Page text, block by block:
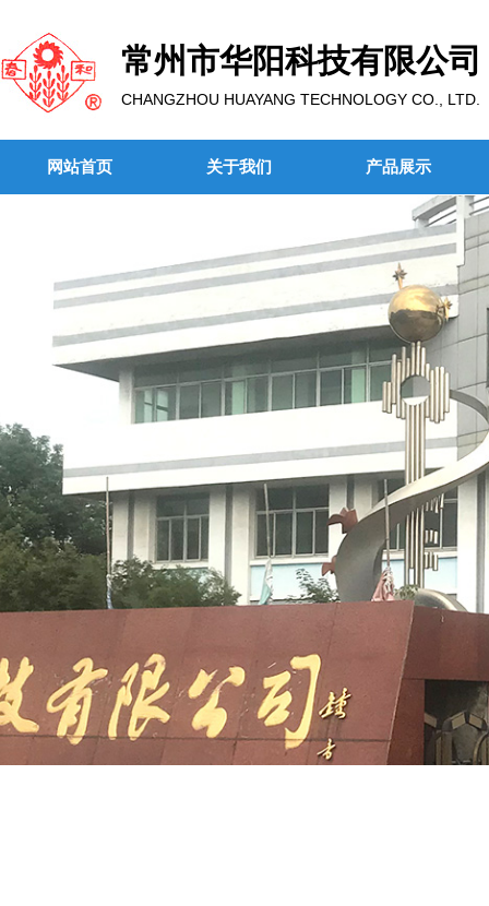
常州市华阳科技有限公司
CHANGZHOU HUAYANG TECHNOLOGY CO., LTD.
网站首页 关于我们 产品展示